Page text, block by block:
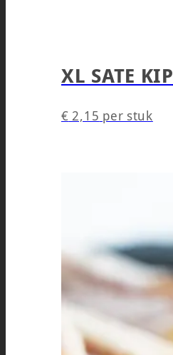
XL SATE KIP
€ 2,15 per stuk